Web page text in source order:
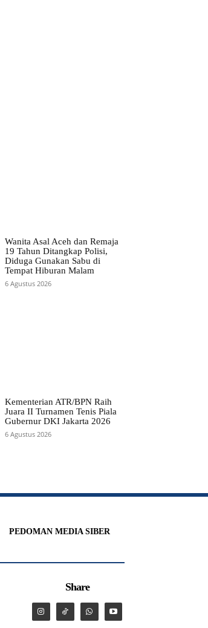
Wanita Asal Aceh dan Remaja
19 Tahun Ditangkap Polisi,
Diduga Gunakan Sabu di
Tempat Hiburan Malam
6 Agustus 2026
Kementerian ATR/BPN Raih
Juara II Turnamen Tenis Piala
Gubernur DKI Jakarta 2026
6 Agustus 2026
PEDOMAN MEDIA SIBER
Share